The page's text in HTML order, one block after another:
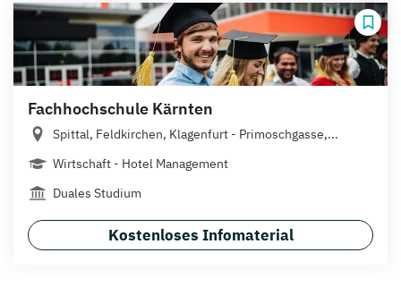
Fachhochschule Kärnten
Spittal, Feldkirchen, Klagenfurt - Primoschgasse,...
Wirtschaft - Hotel Management
Duales Studium
Kostenloses Infomaterial